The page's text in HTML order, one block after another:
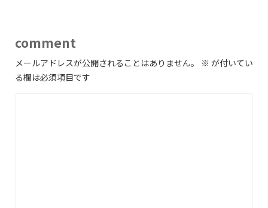
comment
メールアドレスが公開されることはありません。 ※ が付いてい
る欄は必須項目です